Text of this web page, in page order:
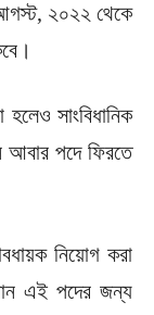
২০২২ থেকে
সাংবিধানিক
আবার পদে ফিরতে
নিয়োগ করা
এই পদের জন্য